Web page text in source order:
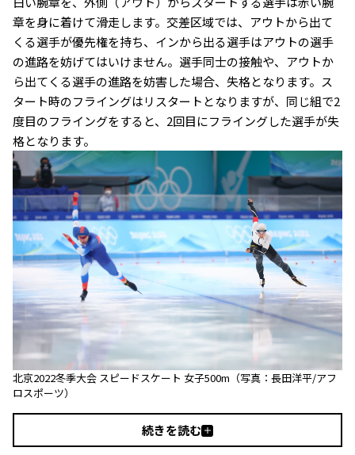
章を身に着けて滑走します。交差区域では、アウトから出て
くる選手が優先権を持ち、インから出る選手はアウトの選手
の進路を妨げてはいけません。選手同士の接触や、アウトか
ら出てくる選手の進路を妨害した場合、失格となります。ス
タート時のフライングはリスタートとなりますが、同じ組で2
度目のフライングをすると、2回目にフライングした選手が失
格となります。
北京2022冬季大会 スピードスケート 女子500m（写真：長田洋平/アフ
ロスポーツ）
続きを読む